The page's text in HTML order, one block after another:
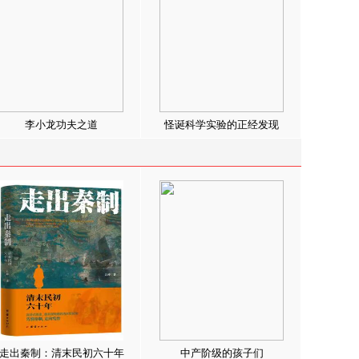
李小龙功夫之道 怪诞科学实验的正经发现
出秦制：清末民初六十年 中产阶级的孩子们